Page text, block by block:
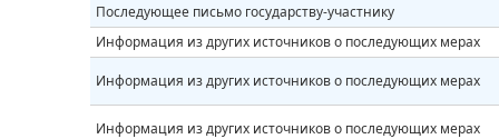
Последующее письмо государству-участнику
Информация из других источников о последующих мерах
Информация из других источников о последующих мерах
Информация из других источников о последующих мерах